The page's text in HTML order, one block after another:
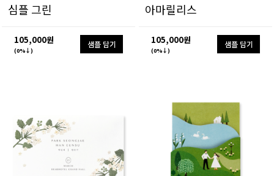
심플 그린
105,000원
(0%↓)
샘플 담기
아마릴리스
105,000원
(0%↓)
샘플 담기